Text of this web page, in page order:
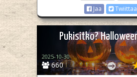
Jaa
Twiittaa
Pukisitko?
660
2025-10-30